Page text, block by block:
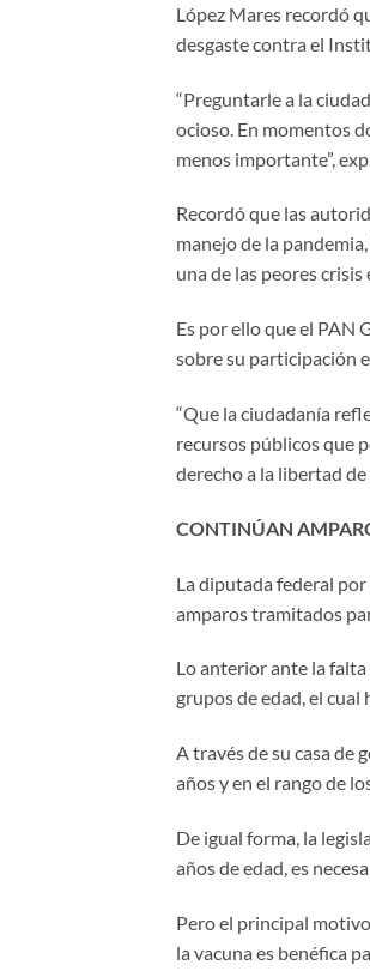
López Mares recordó
desgaste contra el
“Preguntarle a la
ocioso. En momentos
menos importante”,
Recordó que las
manejo de la
una de las peores
Es por ello que el PAN
sobre su participación
“Que la ciudadanía
recursos públicos que
derecho a la libertad
CONTINÚAN
La diputada federal
amparos tramitados
Lo anterior ante la
grupos de edad, el
A través de su casa de
años y en el rango de
De igual forma, la
años de edad, es
Pero el principal
la vacuna es benéfica